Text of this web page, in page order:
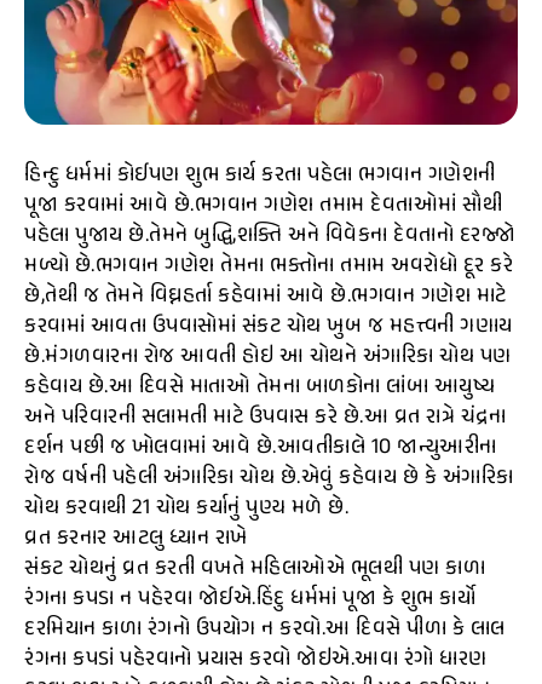
હિન્દુ ધર્મમાં કોઈપણ શુભ કાર્ય કરતા પહેલા ભગવાન ગણેશની
પૂજા કરવામાં આવે છે.ભગવાન ગણેશ તમામ દેવતાઓમાં સૌથી
પહેલા પુજાય છે.તેમને બુદ્ધિ,શક્તિ અને વિવેકના દેવતાનો દરજ્જો
મળ્યો છે.ભગવાન ગણેશ તેમના ભક્તોના તમામ અવરોધો દૂર કરે
છે,તેથી જ તેમને વિઘ્નહર્તા કહેવામાં આવે છે.ભગવાન ગણેશ માટે
કરવામાં આવતા ઉપવાસોમાં સંકટ ચોથ ખુબ જ મહત્ત્વની ગણાય
છે.મંગળવારના રોજ આવતી હોઇ આ ચોથને અંગારિકા ચોથ પણ
કહેવાય છે.આ દિવસે માતાઓ તેમના બાળકોના લાંબા આયુષ્ય
અને પરિવારની સલામતી માટે ઉપવાસ કરે છે.આ વ્રત રાત્રે ચંદ્રના
દર્શન પછી જ ખોલવામાં આવે છે.આવતીકાલે 10 જાન્યુઆરીના
રોજ વર્ષની પહેલી અંગારિકા ચોથ છે.એવું કહેવાય છે કે અંગારિકા
ચોથ કરવાથી 21 ચોથ કર્યાનું પુણ્ય મળે છે.
વ્રત કરનાર આટલુ ધ્યાન રાખે
સંકટ ચોથનું વ્રત કરતી વખતે મહિલાઓએ ભૂલથી પણ કાળા
રંગના કપડા ન પહેરવા જોઈએ.હિંદુ ધર્મમાં પૂજા કે શુભ કાર્યો
દરમિયાન કાળા રંગનો ઉપયોગ ન કરવો.આ દિવસે પીળા કે લાલ
રંગના કપડાં પહેરવાનો પ્રયાસ કરવો જોઇએ.આવા રંગો ધારણ